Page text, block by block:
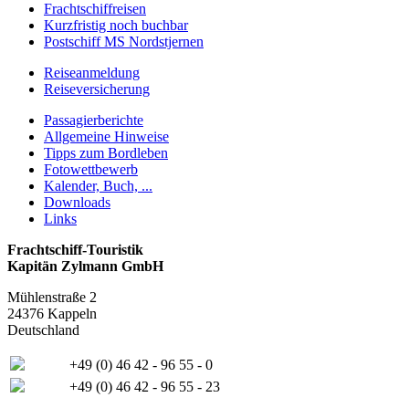
Frachtschiffreisen
Kurzfristig noch buchbar
Postschiff MS Nordstjernen
Reiseanmeldung
Reiseversicherung
Passagierberichte
Allgemeine Hinweise
Tipps zum Bordleben
Fotowettbewerb
Kalender, Buch, ...
Downloads
Links
Frachtschiff-Touristik
Kapitän Zylmann GmbH
Mühlenstraße 2
24376 Kappeln
Deutschland
+49 (0) 46 42 - 96 55 - 0
+49 (0) 46 42 - 96 55 - 23